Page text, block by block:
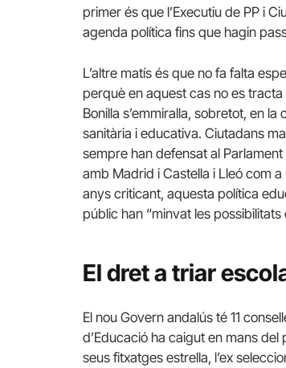
primer és que l’Executiu de PP i
agenda política fins que hagin
L’altre matís és que no fa falta
perquè en aquest cas no es
Bonilla s’emmiralla, sobretot, en
sanitària i educativa. Ciutadans
sempre han defensat al
amb Madrid i Castella i Lleó com
anys criticant, aquesta política
públic han “minvat les
El dret a triar
El nou Govern andalús té 11
d’Educació ha caigut en mans del
seus fitxatges estrella, l’ex